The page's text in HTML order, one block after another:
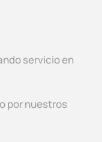
servicio en
por nuestros